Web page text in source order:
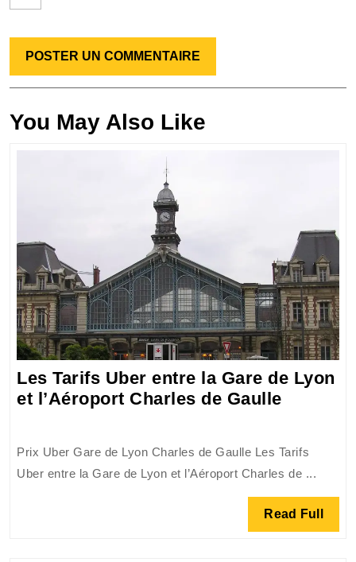
You May Also Like
Les Tarifs Uber entre la Gare de Lyon
et l’Aéroport Charles de GaulleLes
entre
la
Gare
de
Prix Uber Gare de Lyon Charles de Gaulle Les Tarifs
Uber entre la Gare de Lyon et l’Aéroport Charles de ...
Read Full Read
Full